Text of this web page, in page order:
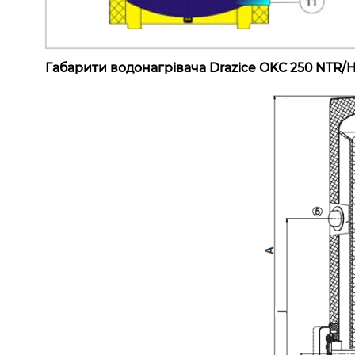
Габарити водонагрівача Drazice OKC 250 NTR/